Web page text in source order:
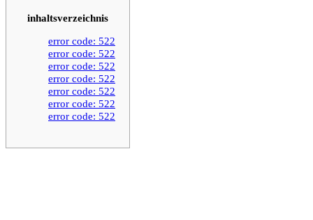
inhaltsverzeichnis
error code: 522
error code: 522
error code: 522
error code: 522
error code: 522
error code: 522
error code: 522